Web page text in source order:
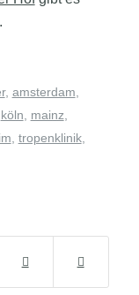
, amsterdam,
köln, mainz,
, tropenklinik,